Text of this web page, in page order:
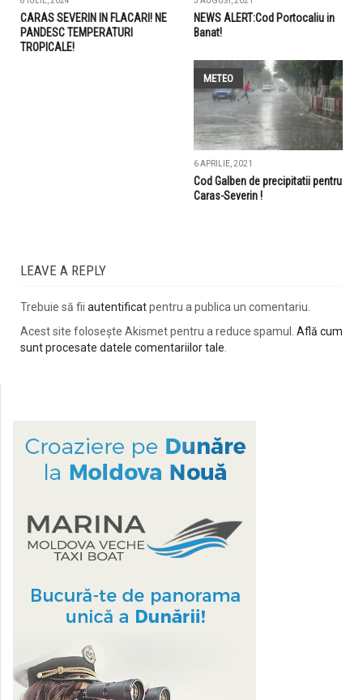
CARAS SEVERIN IN FLACARI! NE
PANDESC TEMPERATURI
TROPICALE!
NEWS ALERT:Cod Portocaliu in
Banat!
METEO
6 APRILIE, 2021
Cod Galben de precipitatii pentru
Caras-Severin !
LEAVE A REPLY
Trebuie să fii autentificatpentru a publica un comentariu.
Acest site folosește Akismet pentru a reduce spamul. Află cum
sunt procesate datele comentariilor tale.